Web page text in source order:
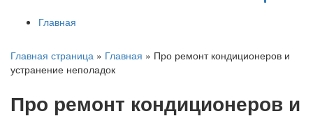
Главная
Главная страница » Главная » Про ремонт кондиционеров и
устранение неполадок
Про ремонт кондиционеров и